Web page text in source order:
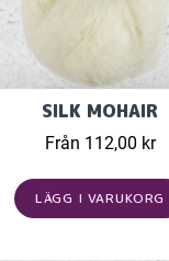
SILK MOHAIR
Från 112,00 kr
LÄGG I VARUKORG